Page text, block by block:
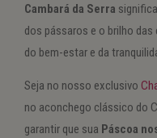
Cambará da Serra
dos pássaros e o brilho
do bem-estar e da
Seja no nosso exclusivo
no aconchego clássico do
garantir que sua Páscoa